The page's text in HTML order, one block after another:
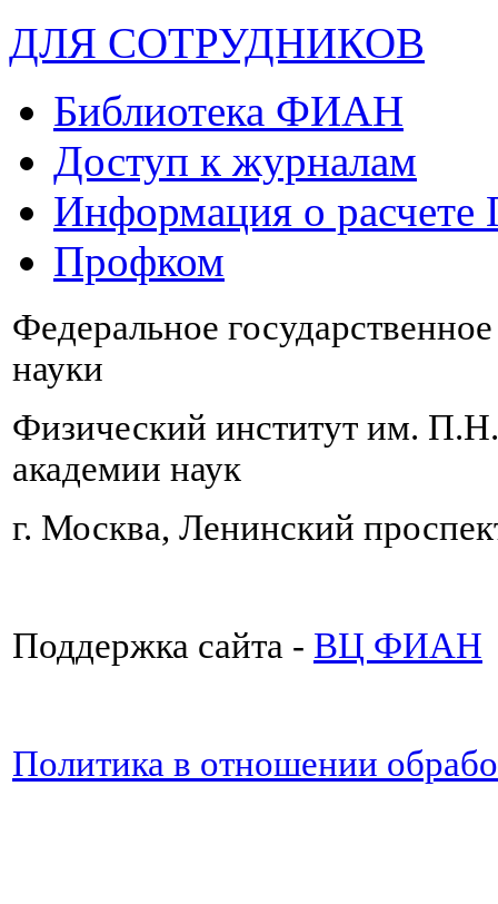
ДЛЯ СОТРУДНИКОВ
Библиотека ФИАН
Доступ к журналам
Информация о
Профком
Федеральное
науки
Физический институт им.
академии наук
г. Москва, Ленинский
Поддержка сайта - ВЦ ФИАН
Политика в отношении